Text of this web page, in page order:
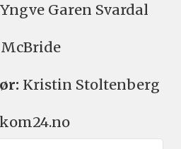
Yngve Garen Svardal
Kristin Stoltenberg